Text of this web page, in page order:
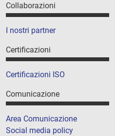
Collaborazioni
I nostri partner
Certificazioni
Certificazioni ISO
Comunicazione
Area Comunicazione
Social media policy